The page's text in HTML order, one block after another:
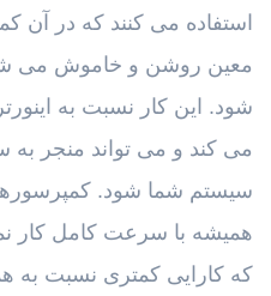
استفاده می کنند که در آن
معین روشن و خاموش می
شود. این کار نسبت به
می کند و می تواند منجر به
سیستم شما شود.
همیشه با سرعت کامل کار
که کارایی کمتری نسبت به